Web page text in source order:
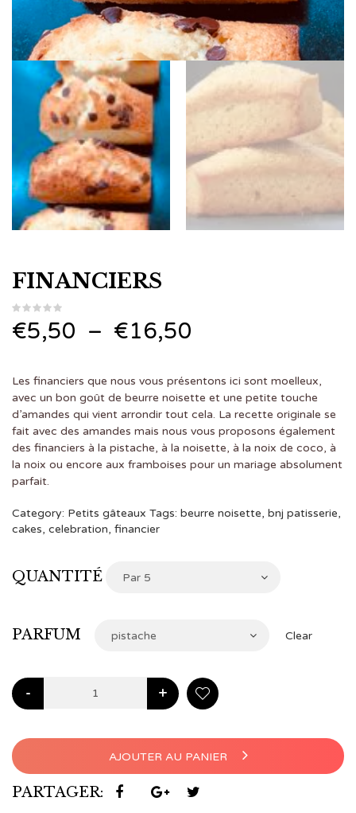
FINANCIERS
€5,50 – €16,50
prix :
€5,50
à
Les financiers que nous vous présentons ici sont moelleux,
avec un bon goût de beurre noisette et une petite touche
d’amandes qui vient arrondir tout cela. La recette originale se
fait avec des amandes mais nous vous proposons également
des financiers à la pistache, à la noisette, à la noix de coco, à
la noix ou encore aux framboises pour un mariage absolument
parfait.
Category: Petits gâteaux Tags: beurre noisette, bnj patisserie,
cakes, celebration, financier
QUANTITÉ Par 5
PARFUM pistache Clear
- +
AJOUTER AU PANIER
PARTAGER: